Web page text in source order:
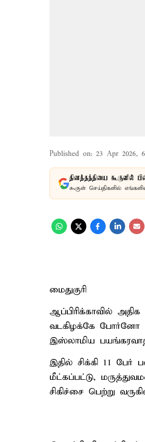
Published on: 23 Apr 2026,
தினத்தந்தியை கூகுளில்
கூகுள் செய்திகளில்
மைதுகுரி
ஆப்பிரிக்காவில்
வடகிழக்கே போர்னோ
இஸ்லாமிய
இதில் சிக்கி 11
மீட்கப்பட்டு,
சிகிச்சை பெற்று